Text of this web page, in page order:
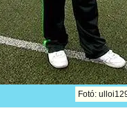
Fotó: